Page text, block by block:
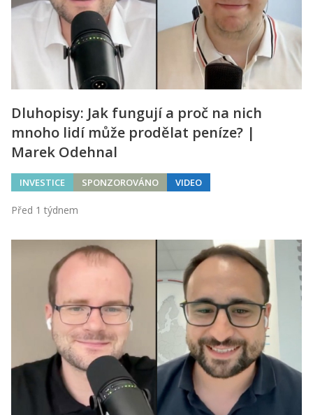
Dluhopisy: Jak fungují a proč na nich
mnoho lidí může prodělat peníze? |
Marek Odehnal
INVESTICE SPONZOROVÁNO VIDEO
Před 1 týdnem